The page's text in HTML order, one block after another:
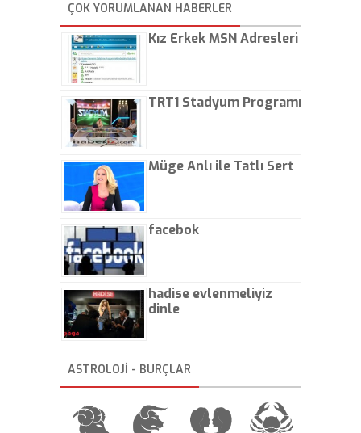
kaptırıyorsunuz. - Kayhan
Gezenti
ÇOK YORUMLANAN HABERLER
Kız Erkek MSN Adresleri
TRT1 Stadyum Programı
Müge Anlı ile Tatlı Sert
facebok
hadise evlenmeliyiz
dinle
ASTROLOJİ - BURÇLAR